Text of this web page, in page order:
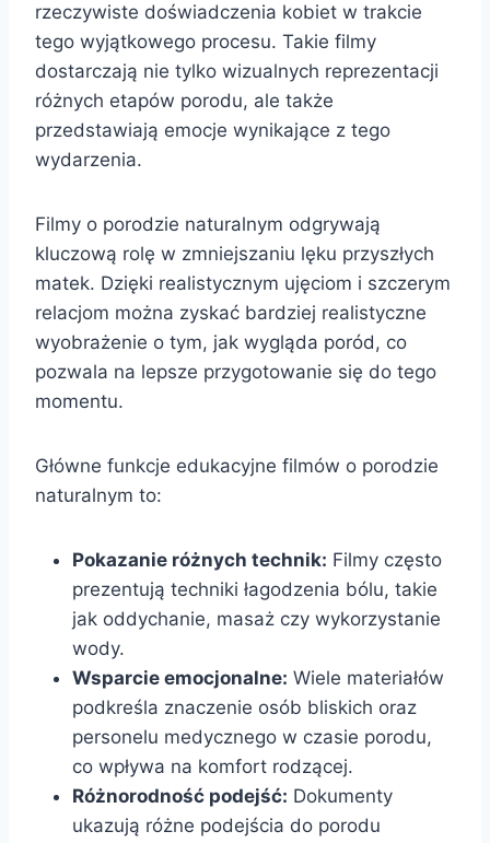
rzeczywiste doświadczenia kobiet w trakcie
tego wyjątkowego procesu. Takie filmy
dostarczają nie tylko wizualnych reprezentacji
różnych etapów porodu, ale także
przedstawiają emocje wynikające z tego
wydarzenia.
Filmy o porodzie naturalnym odgrywają
kluczową rolę w zmniejszaniu lęku przyszłych
matek. Dzięki realistycznym ujęciom i szczerym
relacjom można zyskać bardziej realistyczne
wyobrażenie o tym, jak wygląda poród, co
pozwala na lepsze przygotowanie się do tego
momentu.
Główne funkcje edukacyjne filmów o porodzie
naturalnym to:
Pokazanie różnych technik: Filmy często
prezentują techniki łagodzenia bólu, takie
jak oddychanie, masaż czy wykorzystanie
wody.
Wsparcie emocjonalne: Wiele materiałów
podkreśla znaczenie osób bliskich oraz
personelu medycznego w czasie porodu,
co wpływa na komfort rodzącej.
Różnorodność podejść: Dokumenty
ukazują różne podejścia do porodu